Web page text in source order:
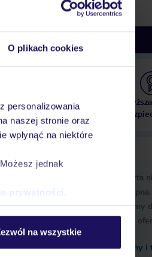
O plikach cookies
personalizowania
naszej stronie oraz
wpłynąć na niektóre
jednak
prywatności
na wszystkie
000 hoteli w ponad 50
Ups, ta oferta
dostępna.
Przygotowaliśmy
podobne
Zobacz inne ceny i